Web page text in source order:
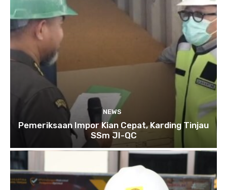
NEWS
Pemeriksaan Impor Kian Cepat, Karding Tinjau
SSm JI-QC